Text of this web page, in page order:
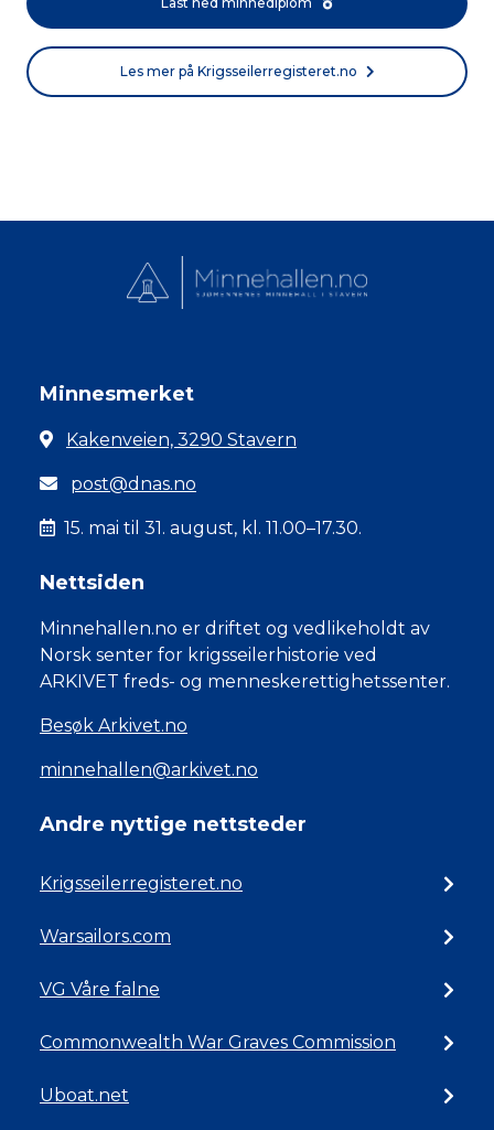
Les mer på Krigsseilerregisteret.no
Minnesmerket
Kakenveien, 3290 Stavern
post@dnas.no
15. mai til 31. august, kl. 11.00–17.30.
Nettsiden
Minnehallen.no er driftet og vedlikeholdt av
Norsk senter for krigsseilerhistorie ved
ARKIVET freds- og menneskerettighetssenter.
Besøk Arkivet.no
minnehallen@arkivet.no
Andre nyttige nettsteder
Krigsseilerregisteret.no
Warsailors.com
VG Våre falne
Commonwealth War Graves Commission
Uboat.net
Norsk bokmål